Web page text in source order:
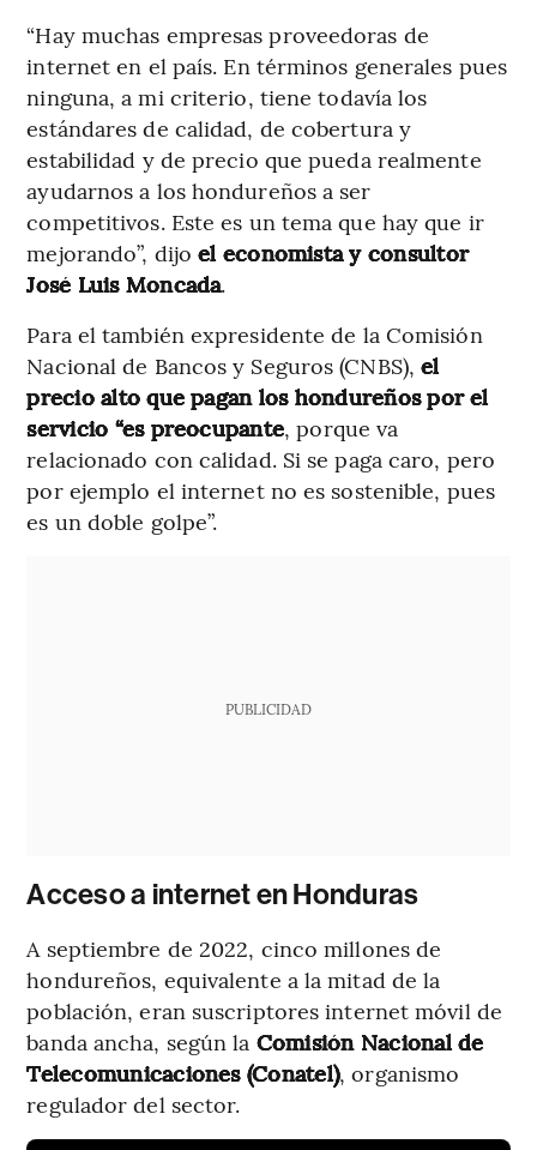
“Hay muchas empresas proveedoras de
internet en el país. En términos generales pues
ninguna, a mi criterio, tiene todavía los
estándares de calidad, de cobertura y
estabilidad y de precio que pueda realmente
ayudarnos a los hondureños a ser
competitivos. Este es un tema que hay que ir
mejorando”, dijoel economista y consultor
José Luis Moncada.
Para el también expresidente de la Comisión
Nacional de Bancos y Seguros (CNBS),el
precio alto que pagan los hondureños por el
servicio “es preocupante, porque va
relacionado con calidad. Si se paga caro, pero
por ejemplo el internet no es sostenible, pues
es un doble golpe”.
PUBLICIDAD
Acceso a internet en Honduras
A septiembre de 2022, cinco millones de
hondureños, equivalente a la mitad de la
población, eran suscriptores internet móvil de
banda ancha, según la Comisión Nacional de
Telecomunicaciones (Conatel), organismo
regulador del sector.